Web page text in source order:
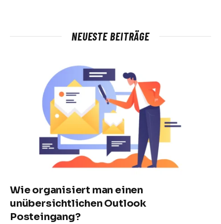
NEUESTE BEITRÄGE
Wie organisiert man einen
unübersichtlichen Outlook
Posteingang?